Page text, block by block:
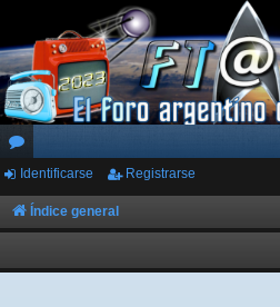
or
os
Identificarse Registrarse
Índice general